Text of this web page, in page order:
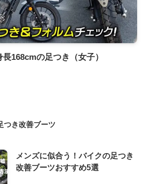
168cmの足つき（女子）
つき改善ブーツ
メンズに似合う！バイクの足つき
改善ブーツおすすめ5選